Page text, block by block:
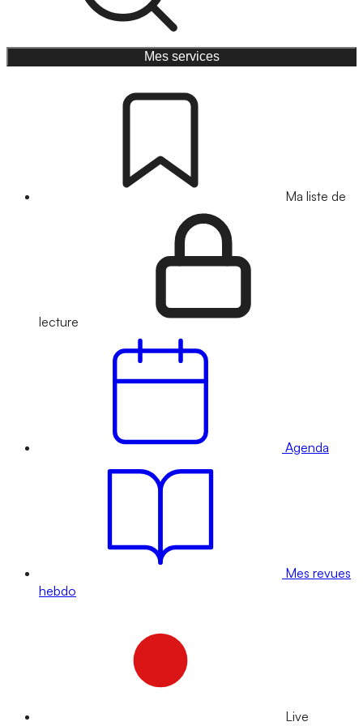
Mes services
Ma liste de
lecture
Agenda
Mes revues
hebdo
Live